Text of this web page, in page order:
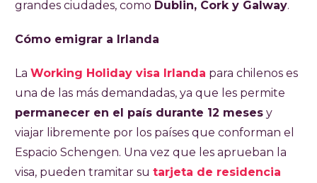
grandes ciudades, como Dublin, Cork y Galway.
Cómo emigrar a Irlanda
La Working Holiday visa Irlanda para chilenos es
una de las más demandadas, ya que les permite
permanecer en el país durante 12 meses y
viajar libremente por los países que conforman el
Espacio Schengen. Una vez que les aprueban la
visa, pueden tramitar su tarjeta de residencia